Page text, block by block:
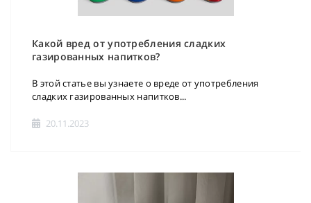
Какой вред от употребления сладких
газированных напитков?
В этой статье вы узнаете о вреде от употребления
сладких газированных напитков...
20.11.2023